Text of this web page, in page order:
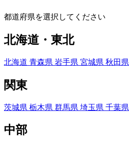
都道府県を選択してください
北海道・東北
北海道 青森県 岩手県 宮城県 秋田県
関東
茨城県 栃木県 群馬県 埼玉県 千葉県
中部